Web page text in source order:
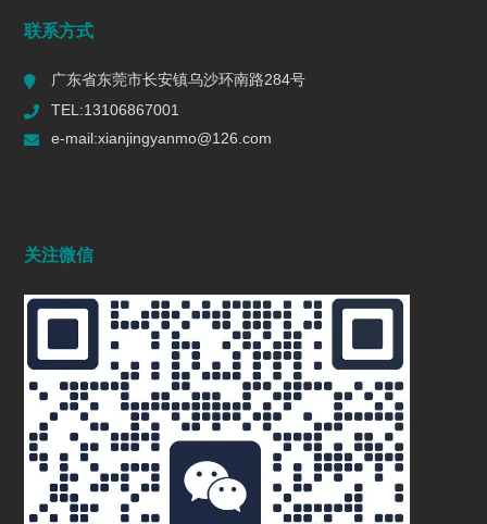
联系方式
广东省东莞市长安镇乌沙环南路284号
TEL:13106867001
e-mail:xianjingyanmo@126.com
关注微信